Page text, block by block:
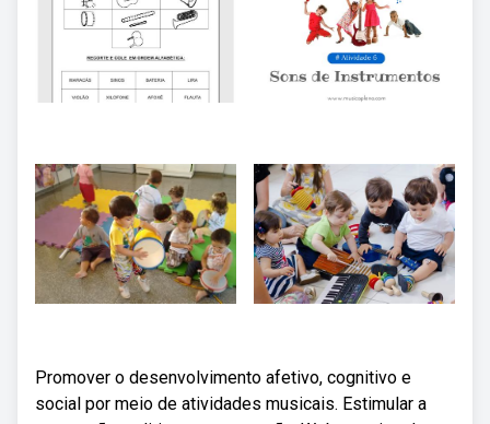
Promover o desenvolvimento afetivo, cognitivo e
social por meio de atividades musicais. Estimular a